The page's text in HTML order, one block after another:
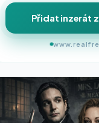
Přidat inzerát